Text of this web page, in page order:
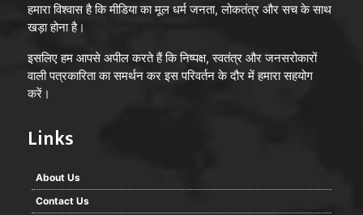
हमारा विश्वास है कि मीडिया का मूल धर्म जनता, लोकतंत्र और सच के साथ
खड़ा होना है।
इसलिए हम आपसे अपील करते हैं कि निष्पक्ष, स्वतंत्र और जनसरोकारों
वाली पत्रकारिता का समर्थन कर इस परिवर्तन के दौर में हमारा सहयोग
करें।
Links
About Us
Contact Us